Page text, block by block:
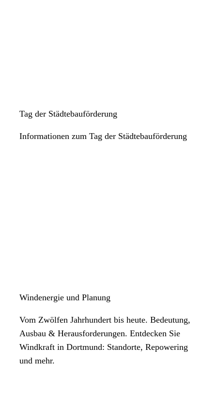
Tag der Städtebauförderung
Informationen zum Tag der Städtebauförderung
Windenergie und Planung
Vom Zwölfen Jahrhundert bis heute. Bedeutung,
Ausbau & Herausforderungen. Entdecken Sie
Windkraft in Dortmund: Standorte, Repowering
und mehr.